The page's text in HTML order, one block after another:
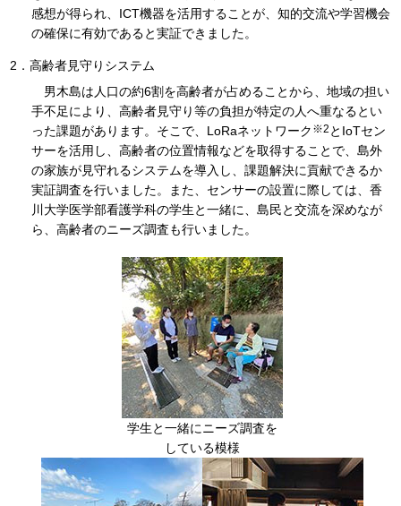
感想が得られ、ICT機器を活用することが、知的交流や学習機会
の確保に有効であると実証できました。
2．高齢者見守りシステム
男木島は人口の約6割を高齢者が占めることから、地域の担い
手不足により、高齢者見守り等の負担が特定の人へ重なるとい
った課題があります。そこで、LoRaネットワーク ※2 とIoTセン
サーを活用し、高齢者の位置情報などを取得することで、島外
の家族が見守れるシステムを導入し、課題解決に貢献できるか
実証調査を行いました。また、センサーの設置に際しては、香
川大学医学部看護学科の学生と一緒に、島民と交流を深めなが
ら、高齢者のニーズ調査も行いました。
学生と一緒にニーズ調査を
している模様